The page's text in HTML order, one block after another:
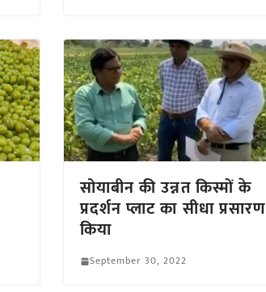
सोयाबीन की उन्नत किस्मों के
प्रदर्शन प्लाट का सीधा प्रसारण
किया
September 30, 2022